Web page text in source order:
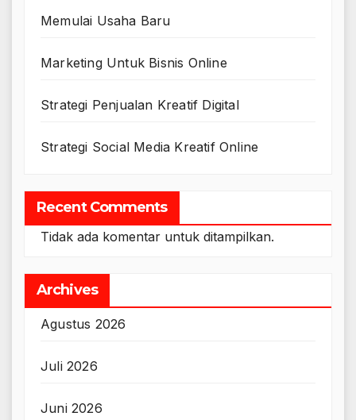
Memulai Usaha Baru
Marketing Untuk Bisnis Online
Strategi Penjualan Kreatif Digital
Strategi Social Media Kreatif Online
Recent Comments
Tidak ada komentar untuk ditampilkan.
Archives
Agustus 2026
Juli 2026
Juni 2026